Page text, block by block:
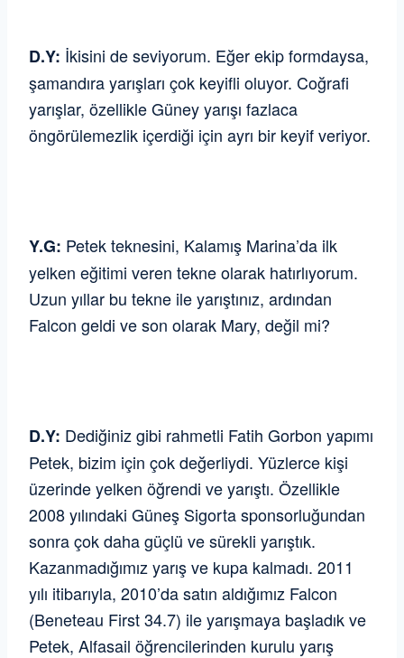
D.Y: İkisini de seviyorum. Eğer ekip formdaysa,
şamandıra yarışları çok keyifli oluyor. Coğrafi
yarışlar, özellikle Güney yarışı fazlaca
öngörülemezlik içerdiği için ayrı bir keyif veriyor.
Y.G: Petek teknesini, Kalamış Marina’da ilk
yelken eğitimi veren tekne olarak hatırlıyorum.
Uzun yıllar bu tekne ile yarıştınız, ardından
Falcon geldi ve son olarak Mary, değil mi?
D.Y: Dediğiniz gibi rahmetli Fatih Gorbon yapımı
Petek, bizim için çok değerliydi. Yüzlerce kişi
üzerinde yelken öğrendi ve yarıştı. Özellikle
2008 yılındaki Güneş Sigorta sponsorluğundan
sonra çok daha güçlü ve sürekli yarıştık.
Kazanmadığımız yarış ve kupa kalmadı. 2011
yılı itibarıyla, 2010’da satın aldığımız Falcon
(Beneteau First 34.7) ile yarışmaya başladık ve
Petek, Alfasail öğrencilerinden kurulu yarış